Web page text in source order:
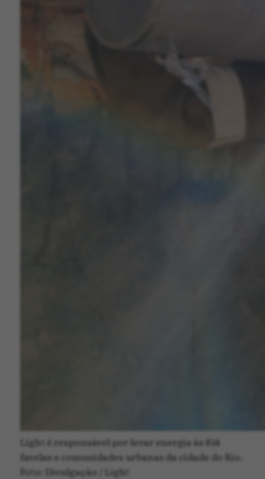
Light é responsável por levar energia às 814
favelas e comunidades urbanas da cidade do Rio.
Foto: Divulgação / Light